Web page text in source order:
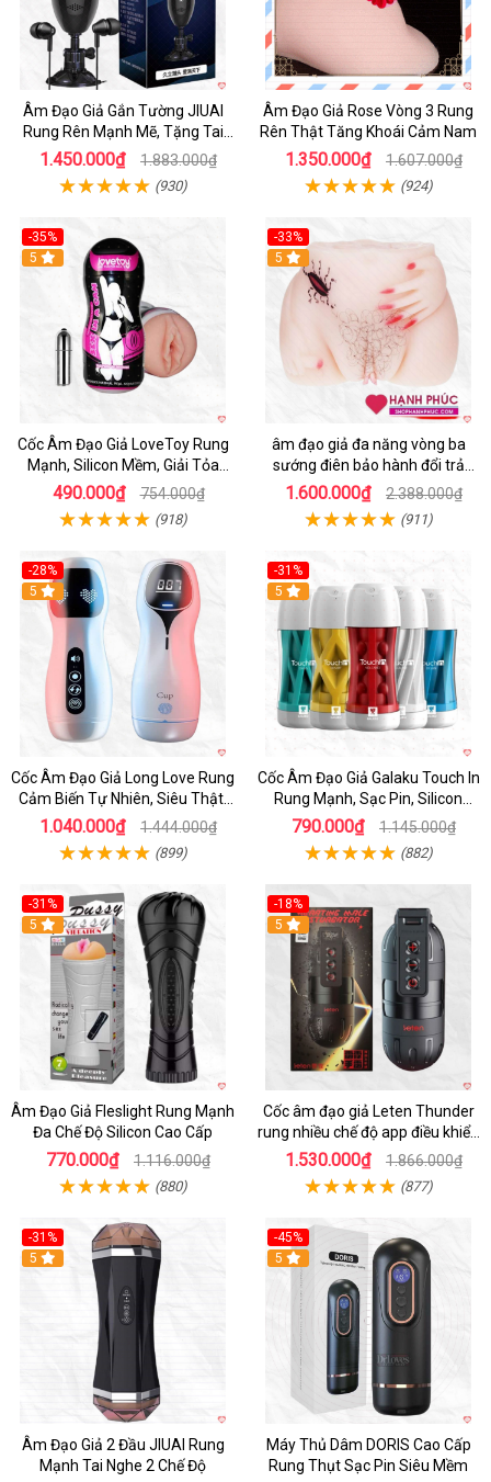
Âm Đạo Giả Gắn Tường JIUAI
Rung Rên Mạnh Mẽ, Tặng Tai
Nghe
1.450.000₫ 1.883.000₫
(930)
Âm Đạo Giả Rose Vòng 3 Rung
Rên Thật Tăng Khoái Cảm Nam
1.350.000₫ 1.607.000₫
(924)
-35%
5
Cốc Âm Đạo Giả LoveToy Rung
Mạnh, Silicon Mềm, Giải Tỏa
Sinh Lý
490.000₫ 754.000₫
(918)
-33%
5
âm đạo giả đa năng vòng ba
sướng điên bảo hành đổi trả
nhanh
1.600.000₫ 2.388.000₫
(911)
-28%
5
Cốc Âm Đạo Giả Long Love Rung
Cảm Biến Tự Nhiên, Siêu Thật,
Sướng
1.040.000₫ 1.444.000₫
(899)
-31%
Hot
5
Cốc Âm Đạo Giả Galaku Touch In
Rung Mạnh, Sạc Pin, Silicon
Mềm
790.000₫ 1.145.000₫
(882)
-31%
5
Âm Đạo Giả Fleslight Rung Mạnh
Đa Chế Độ Silicon Cao Cấp
770.000₫ 1.116.000₫
(880)
-18%
5
Cốc âm đạo giả Leten Thunder
rung nhiều chế độ app điều khiển
tiện lợi
1.530.000₫ 1.866.000₫
(877)
-31%
5
Âm Đạo Giả 2 Đầu JIUAI Rung
Mạnh Tai Nghe 2 Chế Độ
-45%
Hot
5
Máy Thủ Dâm DORIS Cao Cấp
Rung Thụt Sạc Pin Siêu Mềm